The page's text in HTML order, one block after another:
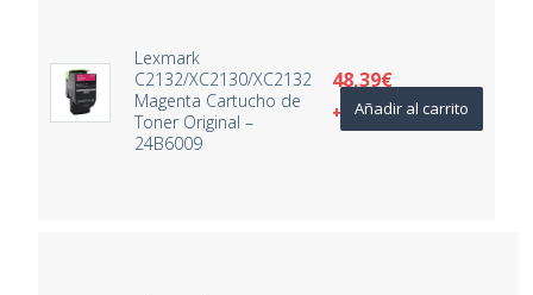
Lexmark
C2132/XC2130/XC2132
Magenta Cartucho de
Toner Original –
24B6009
48,39€
+ IVAAñadir al carrito